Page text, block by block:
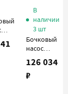
В
наличии
3 шт
Бочковый
насос
Cheonsu
DR-SLS-
12-U4B с
126 034
₽